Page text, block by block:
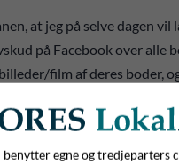
at jeg på selve dagen vil
på Facebook over alle
film af deres boder,
Mange af boderne
benytter egne og tredjeparters